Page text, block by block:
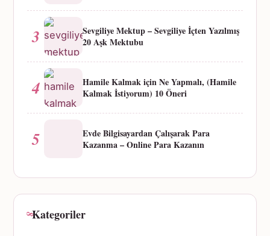
3
Sevgiliye Mektup – Sevgiliye İçten Yazılmış
20 Aşk Mektubu
4
Hamile Kalmak için Ne Yapmalı, (Hamile
Kalmak İstiyorum) 10 Öneri
5
Evde Bilgisayardan Çalışarak Para
Kazanma – Online Para Kazanın
Kategoriler